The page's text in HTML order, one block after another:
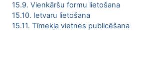
15.9. Vienkāršu formu lietošana
15.10. Ietvaru lietošana
15.11. Tīmekļa vietnes publicēšana